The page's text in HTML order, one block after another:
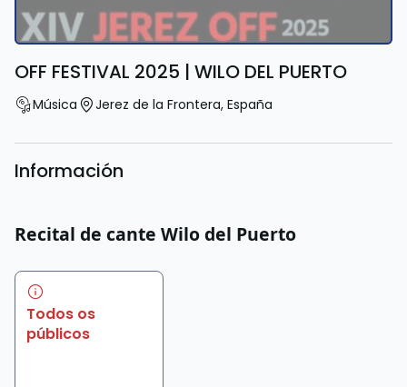
OFF FESTIVAL 2025 | WILO DEL PUERTO
Música Jerez de la Frontera, España
Información
Recital de cante Wilo del Puerto
Todos os
públicos